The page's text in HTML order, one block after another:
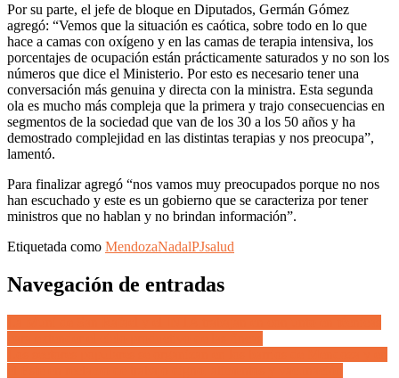
Por su parte, el jefe de bloque en Diputados, Germán Gómez
agregó: “Vemos que la situación es caótica, sobre todo en lo que
hace a camas con oxígeno y en las camas de terapia intensiva, los
porcentajes de ocupación están prácticamente saturados y no son los
números que dice el Ministerio. Por esto es necesario tener una
conversación más genuina y directa con la ministra. Esta segunda
ola es mucho más compleja que la primera y trajo consecuencias en
segmentos de la sociedad que van de los 30 a los 50 años y ha
demostrado complejidad en las distintas terapias y nos preocupa”,
lamentó.
Para finalizar agregó “nos vamos muy preocupados porque no nos
han escuchado y este es un gobierno que se caracteriza por tener
ministros que no hablan y no brindan información”.
Etiquetada como MendozaNadalPJsalud
Navegación de entradas